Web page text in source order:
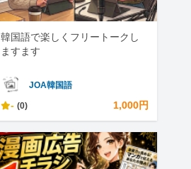
韓国語で楽しくフリートークし
ますます
JOA韓国語
- (0) 1,000円